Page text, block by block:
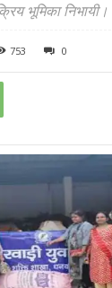
भूमिका निभायी।
753 0